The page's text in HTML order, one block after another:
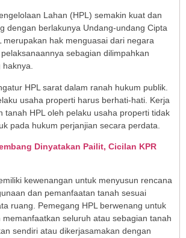
Lahan (HPL) semakin kuat dan
dengan berlakunya Undang-undang Cipta
merupakan hak menguasai dari negara
sebagian dilimpahkan
haknya.
HPL sarat dalam ranah hukum publik.
usaha properti harus berhati-hati. Kerja
tanah HPL oleh pelaku usaha properti tidak
pada hukum perjanjian secara perdata.
Dinyatakan Pailit, Cicilan KPR
kewenangan untuk menyusun rencana
dan pemanfaatan tanah sesuai
ruang. Pemegang HPL berwenang untuk
memanfaatkan seluruh atau sebagian tanah
sendiri atau dikerjasamakan dengan